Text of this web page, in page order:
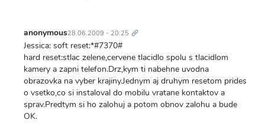
anonymous28.06.2009 - 20:25 odkaz
Jessica: soft reset:*#7370#
hard reset:stlac zelene,cervene tlacidlo spolu s tlacidlom
kamery a zapni telefon.Drz,kym ti nabehne uvodna
obrazovka na vyber krajiny.Jednym aj druhym resetom prides
o vsetko,co si instaloval do mobilu vratane kontaktov a
sprav.Predtym si ho zalohuj a potom obnov zalohu a bude
OK.